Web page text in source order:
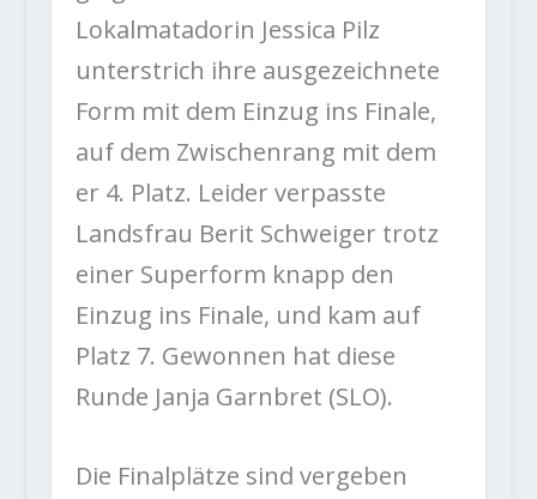
Lokalmatadorin Jessica Pilz
unterstrich ihre ausgezeichnete
Form mit dem Einzug ins Finale,
auf dem Zwischenrang mit dem
er 4. Platz. Leider verpasste
Landsfrau Berit Schweiger trotz
einer Superform knapp den
Einzug ins Finale, und kam auf
Platz 7. Gewonnen hat diese
Runde Janja Garnbret (SLO).
Die Finalplätze sind vergeben